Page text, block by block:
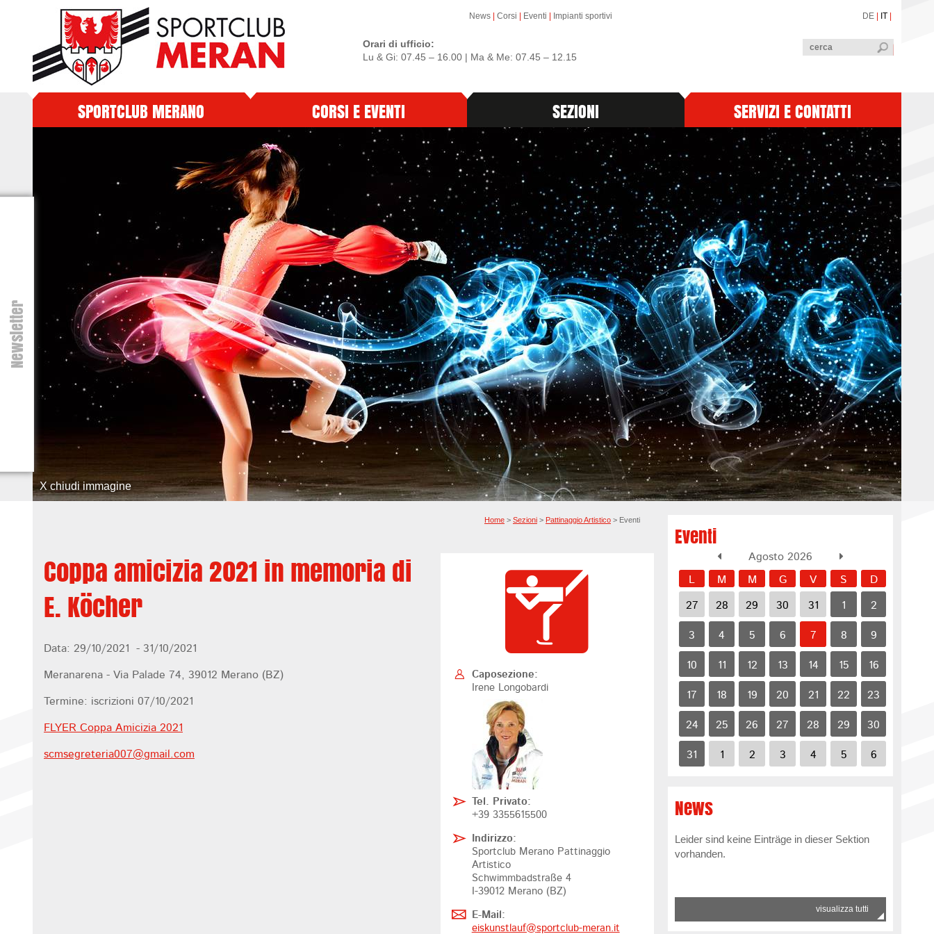
News |Corsi Eventi Impianti sportivi
Orari di ufficio:
Lu & Gi: 07.45 – 16.00 | Ma & Me: 07.45 – 12.15
DE IT
Newsletter
SPORTCLUB MERANO CORSI E EVENTI SEZIONI SERVIZI E CONTATTI
X chiudi immagine
Home > Sezioni > Pattinaggio Artistico > Eventi
Caposezione:
Irene Longobardi
Tel. Privato:
+39 3355615500
Indirizzo:
Sportclub Merano Pattinaggio
Artistico
Schwimmbadstraße 4
I-39012 Merano (BZ)
E-Mail:
eiskunstlauf@sportclub-meran.it
Coppa amicizia 2021 in memoria di
E. Köcher
Data: 29/10/2021 - 31/10/2021
Meranarena - Via Palade 74, 39012 Merano (BZ)
Termine: iscrizioni 07/10/2021
FLYER Coppa Amicizia 2021
scmsegreteria007@gmail.com
Eventi
Agosto 2026
M M G V S D
27 28 29 30 31 1 2
3 4 5 6 7 8 9
10 11 12 13 14 15 16
17 18 19 20 21 22 23
24 25 26 27 28 29 30
31 1 2 3 4 5 6
News
Leider sind keine Einträge in dieser Sektion
vorhanden.
visualizza tutti